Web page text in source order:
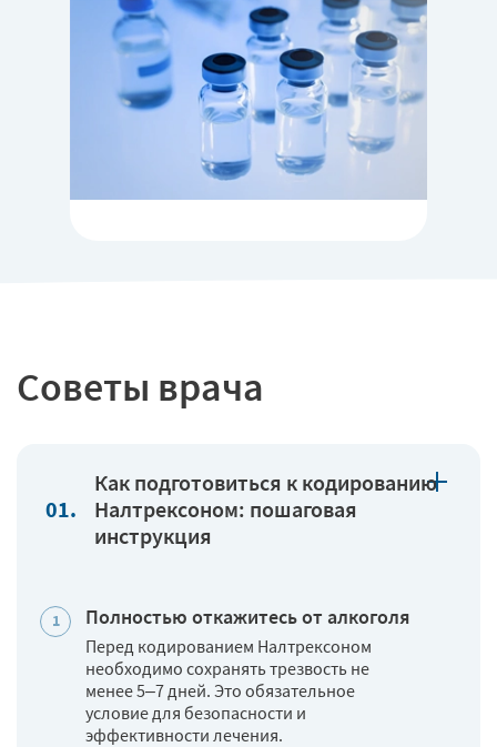
Советы врача
Как подготовиться к кодированию
Налтрексоном: пошаговая
инструкция
Полностью откажитесь от алкоголя
Перед кодированием Налтрексоном
необходимо сохранять трезвость не
менее 5–7 дней. Это обязательное
условие для безопасности и
эффективности лечения.